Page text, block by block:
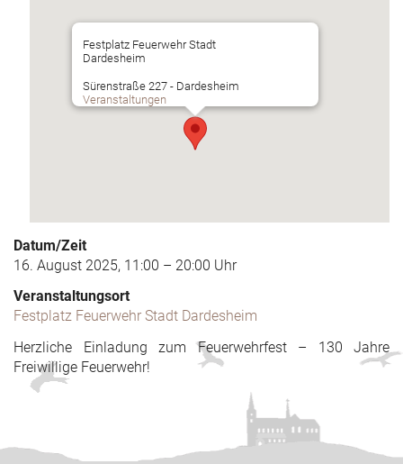
Festplatz Feuerwehr Stadt
Dardesheim
Sürenstraße 227 - Dardesheim
Veranstaltungen
Datum/Zeit
16. August 2025, 11:00 – 20:00 Uhr
Veranstaltungsort
Festplatz Feuerwehr Stadt Dardesheim
Herzliche Einladung zum Feuerwehrfest – 130 Jahre
Freiwillige Feuerwehr!